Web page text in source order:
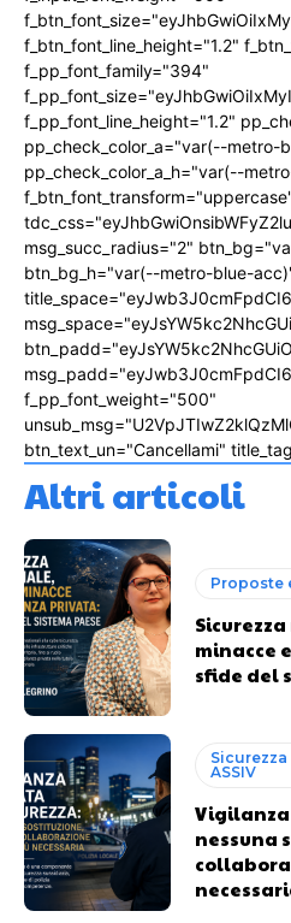
f_btn_font_line_height="1.2"
f_pp_font_family="394"
f_pp_font_line_height="1.2"
pp_check_color_a="var(--metro-
pp_check_color_a_h="var(--
msg_succ_radius="2"
btn_bg_h="var(--metro-blue-
f_pp_font_weight="500"
btn_text_un="Cancellami"
Altri articoli
Proposte
minacce
sfide del
ASSIV
Vigilanza
nessuna